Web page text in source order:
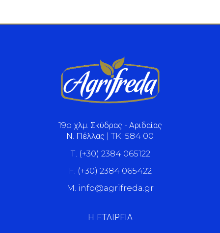
19o χλμ. Σκύδρας - Αριδαίας
Ν. Πέλλας | TK: 584 00
Τ. (+30) 2384 065122
F. (+30) 2384 065422
M. info@agrifreda.gr
Η ΕΤΑΙΡΕΙΑ